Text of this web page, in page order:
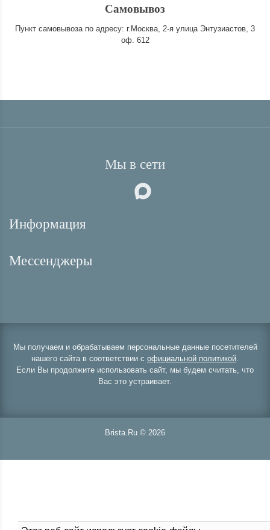
Самовывоз
Пункт самовывоза по адресу: г.Москва, 2-я улица Энтузиастов, 3
оф. 612
Мы в сети
Информация
Мессенджеры
Мы получаем и обрабатываем персональные данные посетителей
нашего сайта в соответствии с официальной политикой
Если Вы продолжите использовать сайт, мы будем считать, что
Вас это устраивает.
Brista.Ru © 2026